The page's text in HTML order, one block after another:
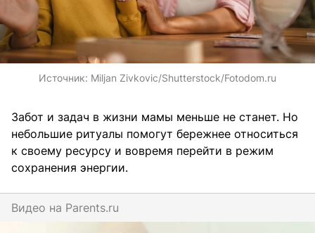
Источник: Miljan Zivkovic/Shutterstock/Fotodom.ru
Забот и задач в жизни мамы меньше не станет. Но
небольшие ритуалы помогут бережнее относиться
к своему ресурсу и вовремя перейти в режим
сохранения энергии.
Видео на parents.ru